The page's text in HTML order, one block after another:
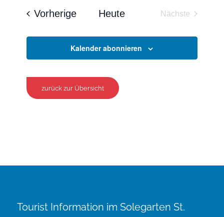
wählen.
VorherigeVeranstaltungen
Heute
Nächste
Kalender abonnieren
zurück zur Übersicht
Tourist Information im Solegarten St.